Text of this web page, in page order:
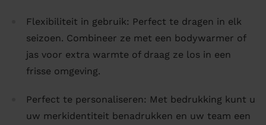
Flexibiliteit in gebruik: Perfect te dragen in elk
seizoen. Combineer ze met een bodywarmer of
jas voor extra warmte of draag ze los in een
frisse omgeving.
Perfect te personaliseren: Met bedrukking kunt u
uw merkidentiteit benadrukken en uw team een